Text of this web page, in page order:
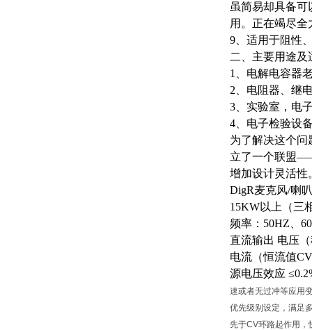
虽简易却具备可
用。正在竭尽
9、适用于阻性
二、主要用途及
1、电解电容器
2、电阻器、继
3、实验室，电
4、电子检验设
为了解决这个问
立了一个联盟
增加设计灵活性
DigR麦克风/喇
15KW以上（三
频率： 50HZ、
直流输出 电压
电流（恒流值
源电压效应
速或者无过冲等应用
优先级别设定，满足
先于CV环路起作用